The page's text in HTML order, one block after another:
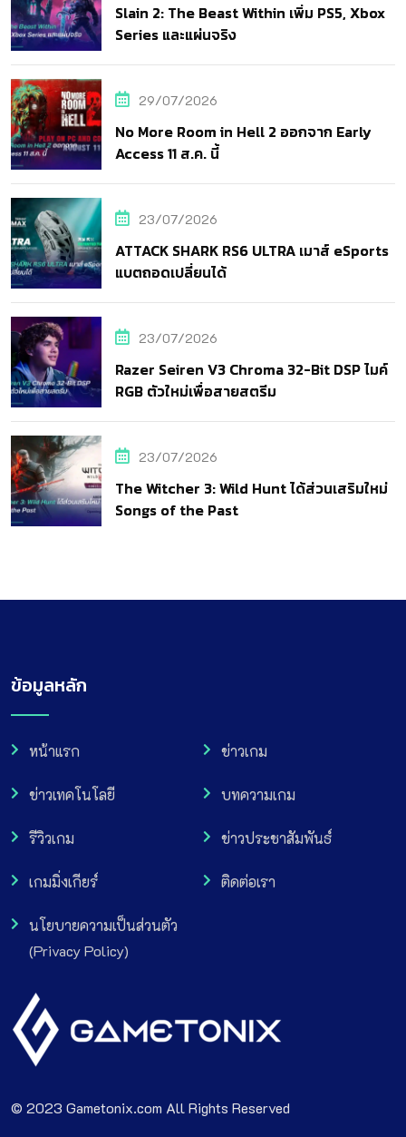
Slain 2: The Beast Within เพิ่ม PS5, Xbox
Series และแผ่นจริง
29/07/2026
No More Room in Hell 2 ออกจาก Early
Access 11 ส.ค. นี้
23/07/2026
ATTACK SHARK RS6 ULTRA เมาส์ eSports
แบตถอดเปลี่ยนได้
23/07/2026
Razer Seiren V3 Chroma 32-Bit DSP ไมค์
RGB ตัวใหม่เพื่อสายสตรีม
23/07/2026
The Witcher 3: Wild Hunt ได้ส่วนเสริมใหม่
Songs of the Past
ข้อมูลหลัก
หน้าแรก ข่าวเกม
ข่าวเทคโนโลยี บทความเกม
รีวิวเกม ข่าวประชาสัมพันธ์
เกมมิ่งเกียร์ ติดต่อเรา
นโยบายความเป็นส่วนตัว
(Privacy Policy)
© 2023 Gametonix.com All Rights Reserved